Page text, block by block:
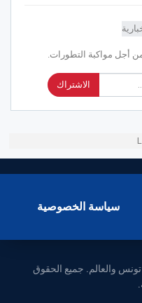
أجل مواكبة التطورات.
الاشتراك
سياسة الخصوصية
في تونس والعالم. جميع الحقوق